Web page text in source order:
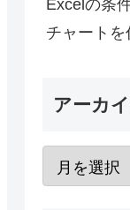
Excelの条
チャートを
アーカ